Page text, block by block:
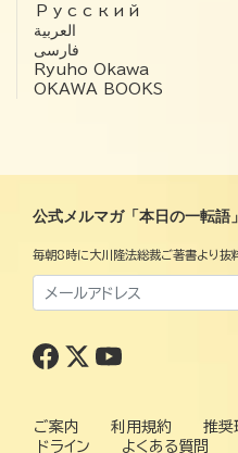
Русский
العربية‏
فارسی
Ryuho Okawa
OKAWA BOOKS
公式メルマガ「本日の一転語」
毎朝8時に大川隆法総裁ご著書より抜
ご案内 利用規約 推奨
ドライン
よくある質問